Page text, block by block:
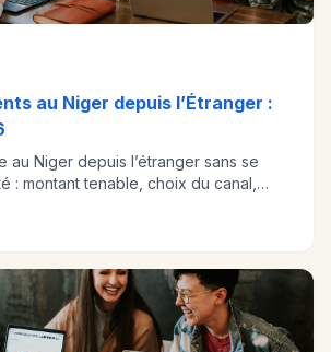
au Niger depuis l’Étranger :
au Niger depuis l’étranger sans se
: montant tenable, choix du canal,